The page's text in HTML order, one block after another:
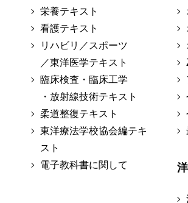
栄養テキスト
看護テキスト
リハビリ／スポーツ
／東洋医学テキスト
臨床検査・臨床工学
・放射線技術テキスト
柔道整復テキスト
東洋療法学校協会編テキ
スト
電子教科書に関して